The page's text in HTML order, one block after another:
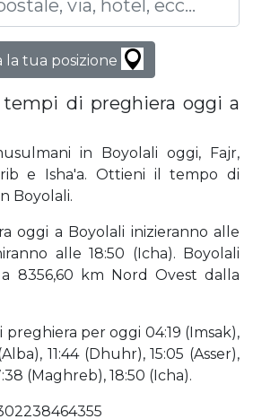
la tua posizione
tempi di preghiera oggi a
in Boyolali oggi, Fajr,
e Isha'a. Ottieni il tempo di
Boyolali.
oggi a Boyolali inizieranno alle
alle 18:50 (Icha). Boyolali
8356,60 km Nord Ovest dalla
per oggi 04:19 (Imsak),
11:44 (Dhuhr), 15:05 (Asser),
(Maghreb), 18:50 (Icha).